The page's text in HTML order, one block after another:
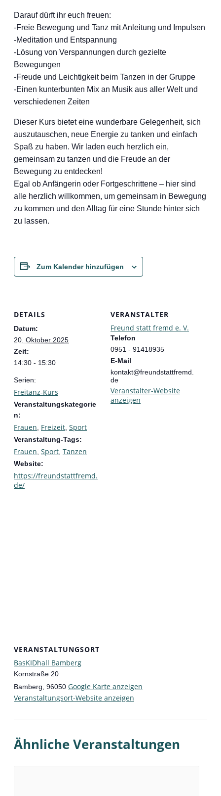
Darauf dürft ihr euch freuen:
-Freie Bewegung und Tanz mit Anleitung und Impulsen
-Meditation und Entspannung
-Lösung von Verspannungen durch gezielte
Bewegungen
-Freude und Leichtigkeit beim Tanzen in der Gruppe
-Einen kunterbunten Mix an Musik aus aller Welt und
verschiedenen Zeiten
Dieser Kurs bietet eine wunderbare Gelegenheit, sich
auszutauschen, neue Energie zu tanken und einfach
Spaß zu haben. Wir laden euch herzlich ein,
gemeinsam zu tanzen und die Freude an der
Bewegung zu entdecken!
Egal ob Anfängerin oder Fortgeschrittene – hier sind
alle herzlich willkommen, um gemeinsam in Bewegung
zu kommen und den Alltag für eine Stunde hinter sich
zu lassen.
Zum Kalender hinzufügen
DETAILS
Datum:
20. Oktober 2025
Zeit:
14:30 - 15:30
Serien:
Freitanz-Kurs
Veranstaltungskategorie
n:
Frauen Freizeit Sport
Veranstaltung-Tags:
Frauen Sport Tanzen
Website:
https://freundstattfremd.
de/
VERANSTALTER
Freund statt fremd e. V.
Telefon
0951 - 91418935
E-Mail
kontakt@freundstattfremd.
de
Veranstalter-Website
anzeigen
VERANSTALTUNGSORT
BasKIDhall Bamberg
Kornstraße 20
Bamberg 96050 Google Karte anzeigen
Veranstaltungsort-Website anzeigen
Ähnliche Veranstaltungen